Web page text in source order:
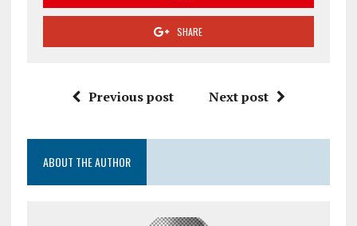
SHARE
Previous post Next post
ABOUT THE AUTHOR